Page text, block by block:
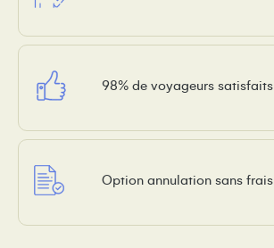
98% de voyageurs satisfaits
Option annulation sans frais